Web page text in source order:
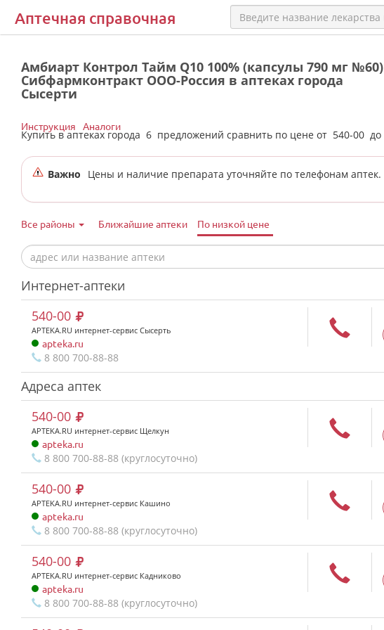
Аптечная справочная
Амбиарт Контрол Тайм Q10 100% (капсулы 790 мг №60)
Сибфармконтракт ООО-Россия в аптеках города
Сысерти
Купить в аптеках города 6 предложений сравнить по цене от 540-00 до
Инструкция Аналоги
Важно Цены и наличие препарата уточняйте по телефонам аптек.
Все районы Ближайшие аптеки По низкой цене
Интернет-аптеки
540-00
APTEKA.RU интернет-сервис Сысерть
apteka.ru
8 800 700-88-88
Адреса аптек
540-00
APTEKA.RU интернет-сервис Щелкун
apteka.ru
8 800 700-88-88 (круглосуточно)
540-00
APTEKA.RU интернет-сервис Кашино
apteka.ru
8 800 700-88-88 (круглосуточно)
540-00
APTEKA.RU интернет-сервис Кадниково
apteka.ru
8 800 700-88-88 (круглосуточно)